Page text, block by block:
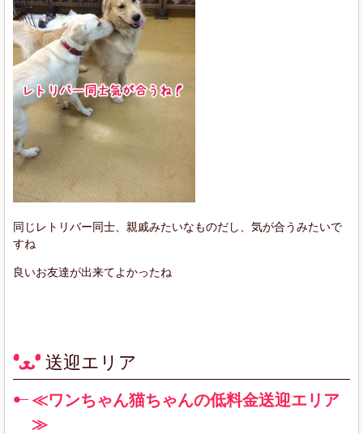
同じレトリバー同士、親戚みたいなものだし、気が合うみたいで
すね
良いお友達が出来てよかったね
送迎エリア
≪ワンちゃん猫ちゃんの低料金送迎エリア
≫